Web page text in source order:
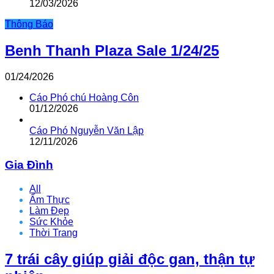
12/03/2026
Thông Báo
Benh Thanh Plaza Sale 1/24/25
01/24/2026
Cáo Phó chú Hoàng Côn
01/12/2026
Cáo Phó Nguyễn Văn Lập
12/11/2026
Gia Đình
All
Ẩm Thực
Làm Đẹp
Sức Khỏe
Thời Trang
7 trái cây giúp giải độc gan, thận tự